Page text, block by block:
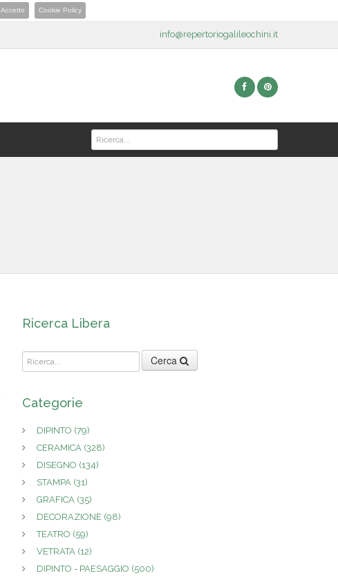
Accetto Cookie Policy
info@repertoriogalileochini.it
Ricerca Libera
Cerca
Categorie
DIPINTO (79)
CERAMICA (328)
DISEGNO (134)
STAMPA (31)
GRAFICA (35)
DECORAZIONE (98)
TEATRO (59)
VETRATA (12)
DIPINTO - PAESAGGIO (500)